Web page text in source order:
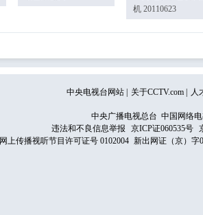
机 20110623
中央电视台网站 关于CCTV.com 人
中央广播电视总台 中国网络
违法和不良信息举报
京ICP证060535号
网上传播视听节目许可证号 0102004 新出网证（京）